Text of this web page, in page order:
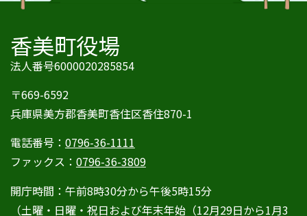
香美町役場
法人番号6000020285854
〒669-6592
兵庫県美方郡香美町香住区香住870-1
電話番号： 0796-36-1111
ファックス： 0796-36-3809
開庁時間：午前8時30分から午後5時15分
（土曜・日曜・祝日および年末年始（12月29日から1月3